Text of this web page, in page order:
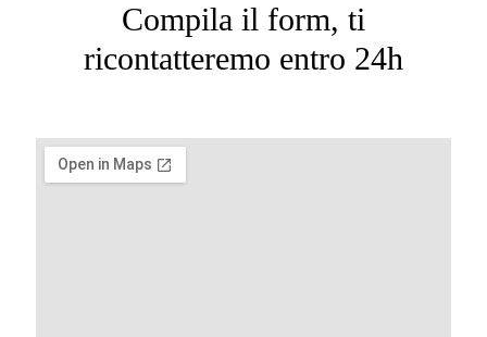
Compila il form, ti
ricontatteremo entro 24h